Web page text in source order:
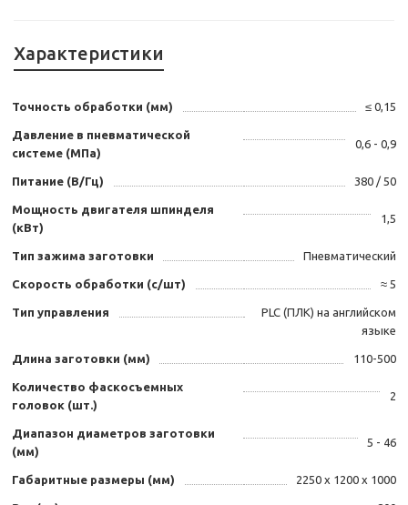
Характеристики
Точность обработки (мм) ≤ 0,15
Давление в пневматической
системе (МПа)
0,6 - 0,9
Питание (В/Гц) 380 / 50
Мощность двигателя шпинделя
(кВт)
1,5
Тип зажима заготовки Пневматический
Скорость обработки (с/шт) ≈ 5
Тип управления
PLC (ПЛК) на английском
языке
Длина заготовки (мм) 110-500
Количество фаскосъемных
головок (шт.)
2
Диапазон диаметров заготовки
(мм)
5 - 46
Габаритные размеры (мм) 2250 х 1200 х 1000